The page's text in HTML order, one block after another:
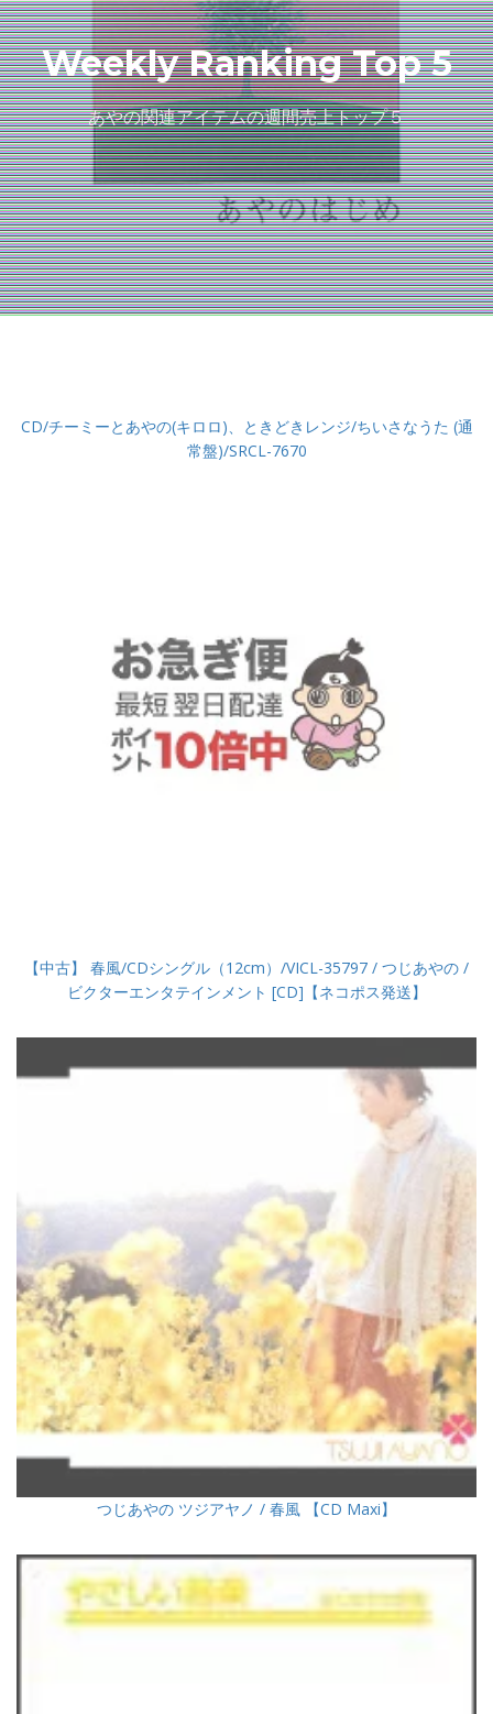
Weekly Ranking Top 5
あやの関連アイテムの週間売上トップ５
CD/チーミーとあやの(キロロ)、ときどきレンジ/ちいさなうた (通
常盤)/SRCL-7670
【中古】 春風/CDシングル（12cm）/VICL-35797 / つじあやの /
ビクターエンタテインメント [CD]【ネコポス発送】
つじあやの ツジアヤノ / 春風 【CD Maxi】